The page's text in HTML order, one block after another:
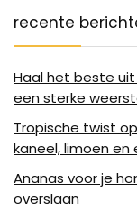
recente
Haal het beste
een sterke
Tropische twist
kaneel, limoen en
Ananas voor je
overslaan